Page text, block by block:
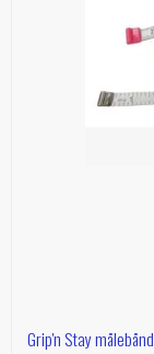
Grip'n Stay målebånd